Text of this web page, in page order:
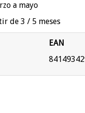
a mayo
de 3 / 5 meses
EAN